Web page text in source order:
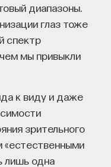
диапазоны.
глаз тоже
спектр
мы привыкли
к виду и даже
зрительного
«естественными
лишь одна